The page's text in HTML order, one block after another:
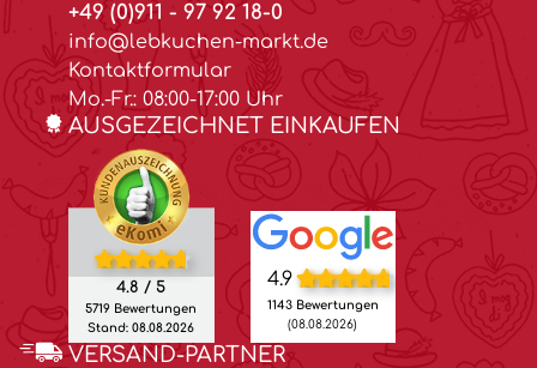
+49 (0)911 - 97 92 18-0
info@lebkuchen-markt.de
Kontaktformular
Mo.-Fr.: 08:00-17:00 Uhr
AUSGEZEICHNET EINKAUFEN
4.8 / 5
5719 Bewertungen
Stand: 08.08.2026
4.9
1143 Bewertungen
(08.08.2026)
VERSAND-PARTNER